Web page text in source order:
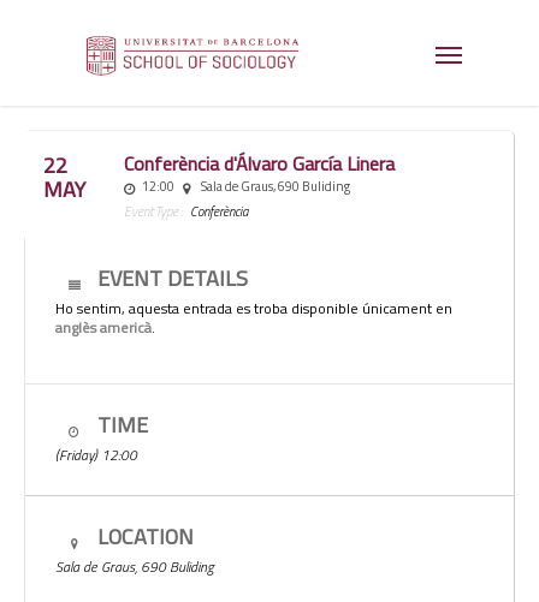
22
MAY
Conferència d'Álvaro García Linera
12:00
Sala de Graus, 690 Buliding
Event Type :
Conferència
EVENT DETAILS
Ho sentim, aquesta entrada es troba disponible únicament en
anglès americà.
TIME
(Friday) 12:00
LOCATION
Sala de Graus, 690 Buliding